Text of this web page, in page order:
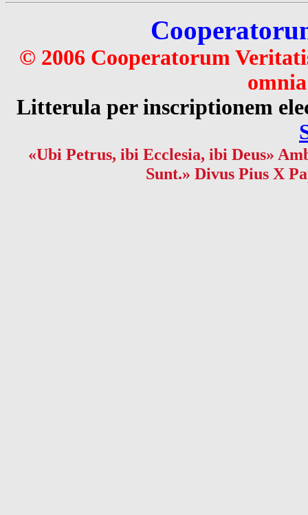
© 2006 Cooperatorum
Litterula per inscriptionem
«Ubi Petrus, ibi Ecclesia, ibi Deus»
Sunt.» Divus Pius X